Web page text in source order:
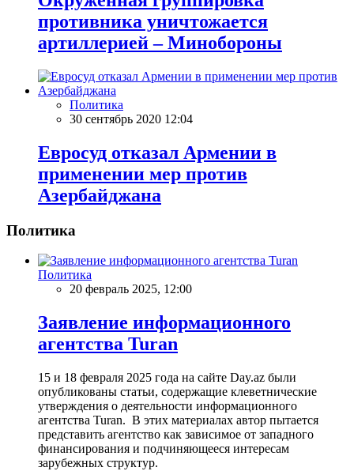
противника уничтожается
артиллерией – Минобороны
Политика
30 сентябрь 2020 12:04
Евросуд отказал Армении в
применении мер против
Азербайджана
Политика
Политика
20 февраль 2025, 12:00
Заявление информационного
агентства Turan
15 и 18 февраля 2025 года на сайте Day.az были
опубликованы статьи, содержащие клеветнические
утверждения о деятельности информационного
агентства Turan. В этих материалах автор пытается
представить агентство как зависимое от западного
финансирования и подчиняющееся интересам
зарубежных структур.